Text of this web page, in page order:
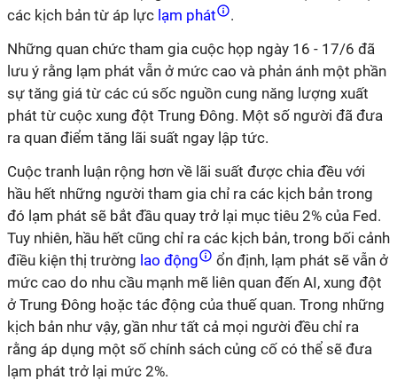
các kịch bản từ áp lực lạm phát
.
Những quan chức tham gia cuộc họp ngày 16 - 17/6 đã
lưu ý rằng lạm phát vẫn ở mức cao và phản ánh một phần
sự tăng giá từ các cú sốc nguồn cung năng lượng xuất
phát từ cuộc xung đột Trung Đông. Một số người đã đưa
ra quan điểm tăng lãi suất ngay lập tức.
Cuộc tranh luận rộng hơn về lãi suất được chia đều với
hầu hết những người tham gia chỉ ra các kịch bản trong
đó lạm phát sẽ bắt đầu quay trở lại mục tiêu 2% của Fed.
Tuy nhiên, hầu hết cũng chỉ ra các kịch bản, trong bối cảnh
điều kiện thị trường lao động
ổn định, lạm phát sẽ vẫn ở
mức cao do nhu cầu mạnh mẽ liên quan đến AI, xung đột
ở Trung Đông hoặc tác động của thuế quan. Trong những
kịch bản như vậy, gần như tất cả mọi người đều chỉ ra
rằng áp dụng một số chính sách củng cố có thể sẽ đưa
lạm phát trở lại mức 2%.